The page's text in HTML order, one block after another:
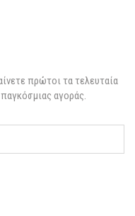
πρώτοι τα τελευταία
αγοράς.